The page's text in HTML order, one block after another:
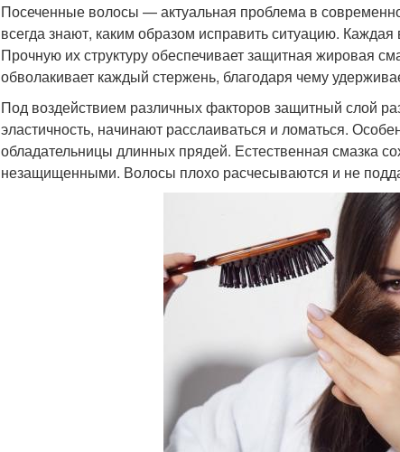
Посеченные волосы — актуальная проблема в
всегда знают, каким образом исправить ситуацию.
Прочную их структуру обеспечивает защитная жировая
обволакивает каждый стержень, благодаря чему
Под воздействием различных факторов защитный слой
эластичность, начинают расслаиваться и ломаться.
обладательницы длинных прядей. Естественная смазка
незащищенными. Волосы плохо расчесываются и не